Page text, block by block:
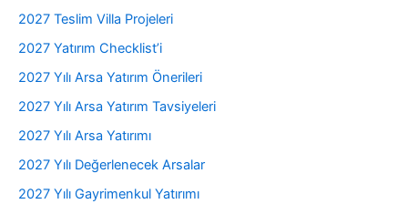
2027 Teslim Villa Projeleri
2027 Yatırım Checklist’i
2027 Yılı Arsa Yatırım Önerileri
2027 Yılı Arsa Yatırım Tavsiyeleri
2027 Yılı Arsa Yatırımı
2027 Yılı Değerlenecek Arsalar
2027 Yılı Gayrimenkul Yatırımı